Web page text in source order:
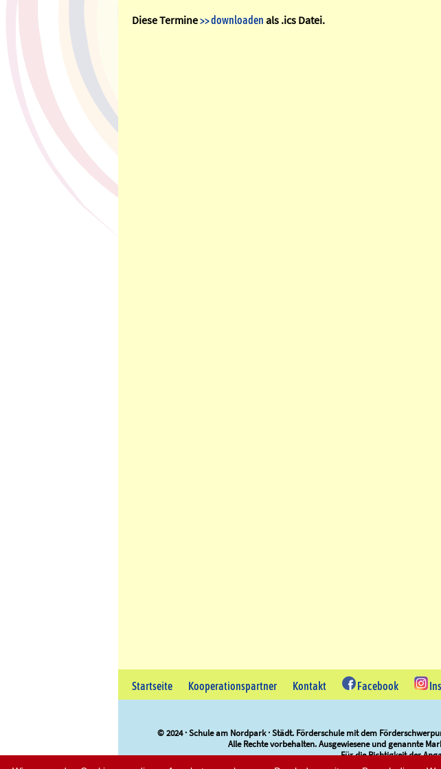
Diese Termine>> downloaden als .ics Datei.
Startseite Kooperationspartner Kontakt Facebook
© 2024 · Schule am Nordpark · Städt. Förderschule mit dem
Alle Rechte vorbehalten. Ausgewiesene und genannte
Für die Richtigkeit der